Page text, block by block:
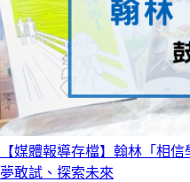
【媒體報導存檔】翰林「相
夢敢試、探索未來